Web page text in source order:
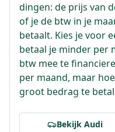
dingen: de prijs van
of je de btw in je
betaalt. Kies je voor
betaal je minder per
btw mee te
per maand, maar
groot bedrag te
Bekijk Audi